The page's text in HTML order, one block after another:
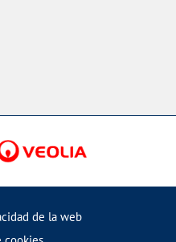
de la web